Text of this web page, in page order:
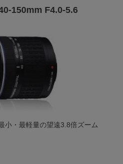
150mm F4.0-5.6
小・最軽量の望遠3.8倍ズーム